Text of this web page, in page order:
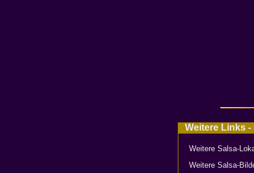
Weitere Links
Weitere Salsa-
Weitere Salsa-